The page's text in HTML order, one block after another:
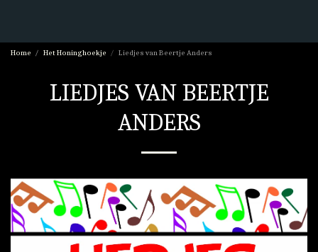
Home Het Honinghoekje Liedjes van Beertje Anders
LIEDJES VAN BEERTJE
ANDERS